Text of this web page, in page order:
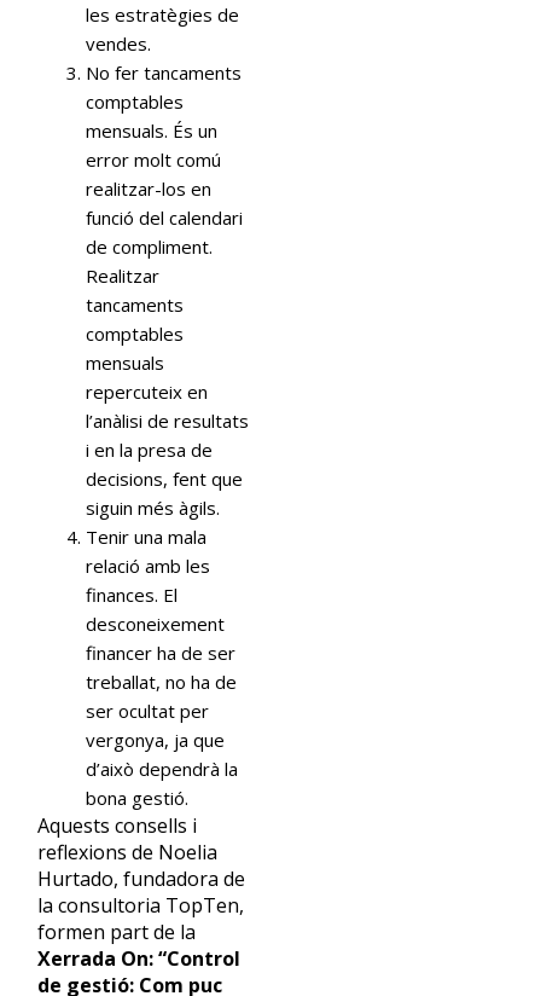
les estratègies de
vendes.
No fer tancaments
comptables
mensuals. És un
error molt comú
realitzar-los en
funció del calendari
de compliment.
Realitzar
tancaments
comptables
mensuals
repercuteix en
l’anàlisi de resultats
i en la presa de
decisions, fent que
siguin més àgils.
Tenir una mala
relació amb les
finances. El
desconeixement
financer ha de ser
treballat, no ha de
ser ocultat per
vergonya, ja que
d’això dependrà la
bona gestió.
Aquests consells i
reflexions de Noelia
Hurtado, fundadora de
la consultoria TopTen,
formen part de la
Xerrada On: “Control
de gestió: Com puc